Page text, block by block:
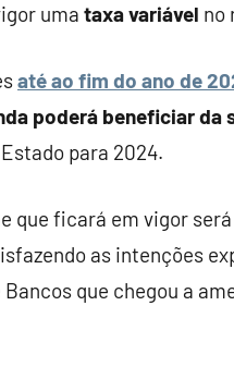
uma taxa variável no
até ao fim do ano de
poderá beneficiar da
para 2024.
que ficará em vigor
as intenções
que chegou a